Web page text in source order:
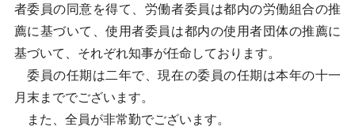
者委員の同意を得て、労働者委員は都内の労働組合の推
薦に基づいて、使用者委員は都内の使用者団体の推薦に
基づいて、それぞれ知事が任命しております。
委員の任期は二年で、現在の委員の任期は本年の十一
月末まででございます。
また、全員が非常勤でございます。